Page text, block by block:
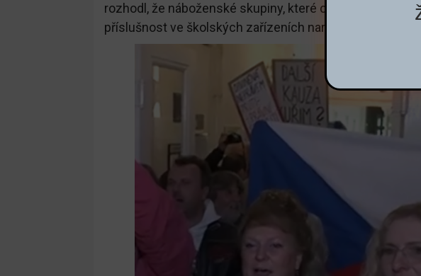
rozhodl, že náboženské skupiny, které chtějí
příslušnost ve školských zařízeních narušují práva a